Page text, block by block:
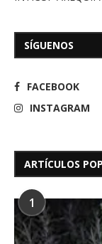
SÍGUENOS
FACEBOOK
INSTAGRAM
ARTÍCULOS
1